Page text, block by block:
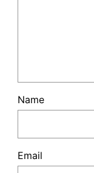
Name
Email